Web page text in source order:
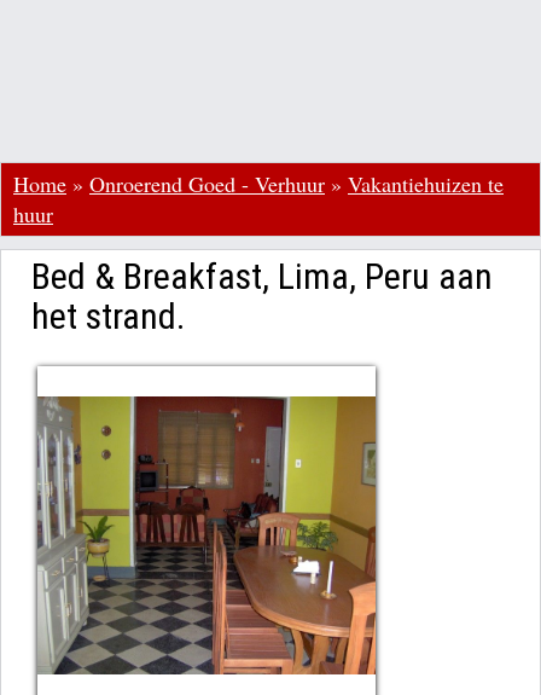
Home » Onroerend Goed - Verhuur » Vakantiehuizen te
huur
Bed & Breakfast, Lima, Peru aan
het strand.